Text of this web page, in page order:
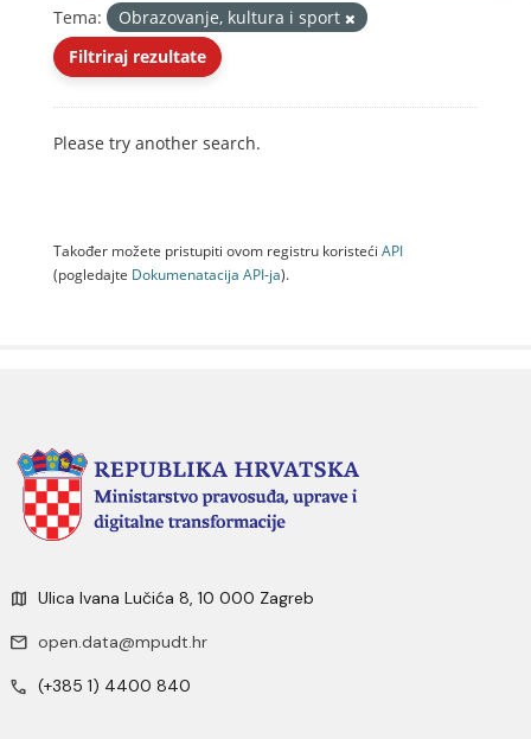
Tema:
Obrazovanje, kultura i sport
Filtriraj rezultate
Please try another search.
Također možete pristupiti ovom registru koristeći API
(pogledajte Dokumenаtаcijа API-jа).